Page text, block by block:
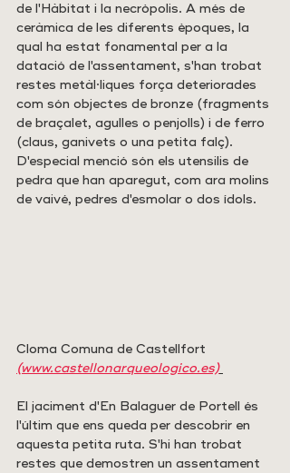
de l'Hàbitat i la necròpolis. A més de
ceràmica de les diferents èpoques, la
qual ha estat fonamental per a la
datació de l'assentament, s'han trobat
restes metàl·liques força deteriorades
com són objectes de bronze (fragments
de braçalet, agulles o penjolls) i de ferro
(claus, ganivets o una petita falç).
D'especial menció són els utensilis de
pedra que han aparegut, com ara molins
de vaivé, pedres d'esmolar o dos ídols.
Cloma Comuna de Castellfort
(www.castellonarqueologico.es)
El jaciment d'En Balaguer de Portell és
l'últim que ens queda per descobrir en
aquesta petita ruta. S'hi han trobat
restes que demostren un assentament